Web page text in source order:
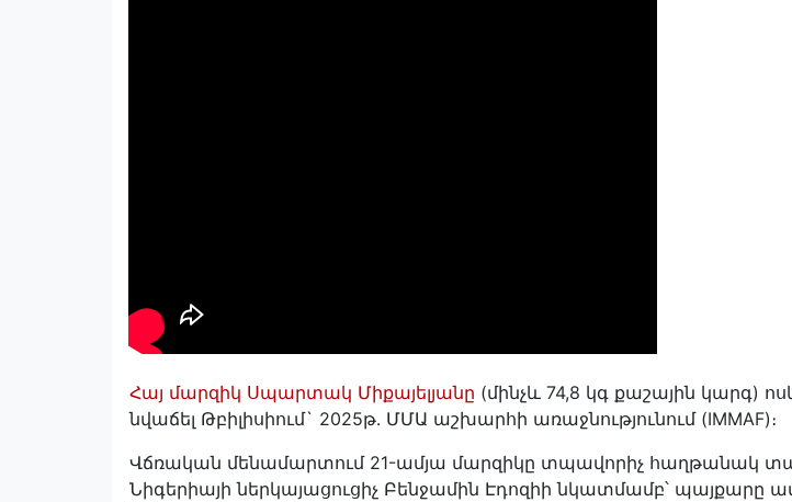
Հայ մարզիկ Սպարտակ Միքայելյանը (մինչև 74,8 կգ քաշային կարգ)
նվաճել Թբիլիսիում` 2025թ․ ՄՄԱ աշխարհի առաջնությունում (IMMAF)։
Վճռական մենամարտում 21-ամյա մարզիկը տպավորիչ հաղթանակ
Նիգերիայի ներկայացուցիչ Բենջամին Էդոզիի նկատմամբ՝ պայքարը